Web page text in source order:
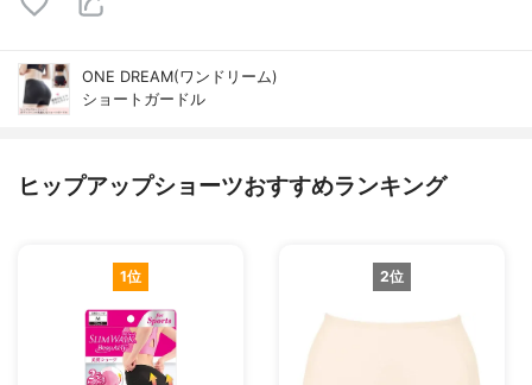
ONE DREAM(ワンドリーム)
ショートガードル
ヒップアップショーツおすすめランキング
1位 2位